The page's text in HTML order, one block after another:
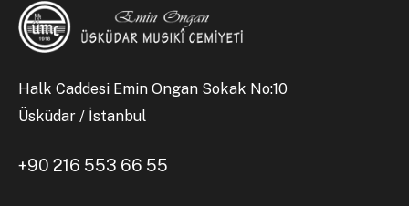
Halk Caddesi Emin Ongan Sokak No:10
Üsküdar / İstanbul
+90 216 553 66 55